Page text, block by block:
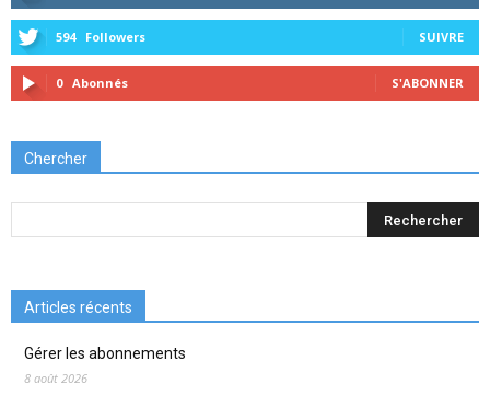
594 Followers SUIVRE
0 Abonnés S'ABONNER
Chercher
Articles récents
Gérer les abonnements
8 août 2026